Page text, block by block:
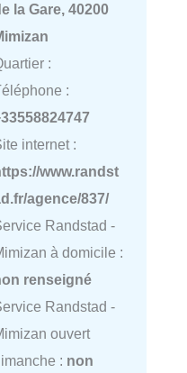
la Gare, 40200
:
:
internet :
www.randst
agence/837/
Randstad -
à domicile :
renseigné
Randstad -
ouvert
: non